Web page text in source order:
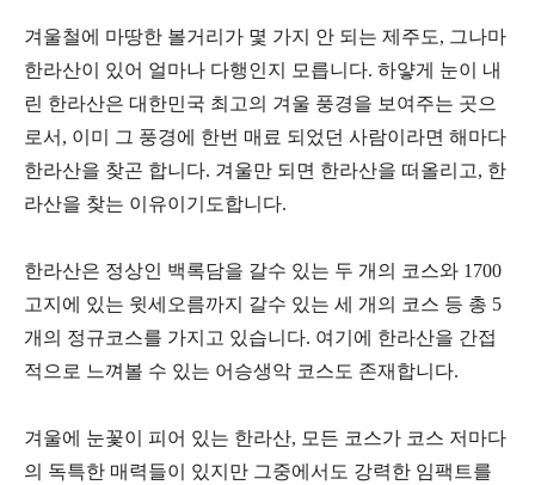
겨울철에 마땅한 볼거리가 몇 가지 안 되는 제주도, 그나마
한라산이 있어 얼마나 다행인지 모릅니다. 하얗게 눈이 내
린 한라산은 대한민국 최고의 겨울 풍경을 보여주는 곳으
로서, 이미 그 풍경에 한번 매료 되었던 사람이라면 해마다
한라산을 찾곤 합니다. 겨울만 되면 한라산을 떠올리고, 한
라산을 찾는 이유이기도합니다.
한라산은 정상인 백록담을 갈수 있는 두 개의 코스와 1700
고지에 있는 윗세오름까지 갈수 있는 세 개의 코스 등 총 5
개의 정규코스를 가지고 있습니다. 여기에 한라산을 간접
적으로 느껴볼 수 있는 어승생악 코스도 존재합니다.
겨울에 눈꽃이 피어 있는 한라산, 모든 코스가 코스 저마다
의 독특한 매력들이 있지만 그중에서도 강력한 임팩트를